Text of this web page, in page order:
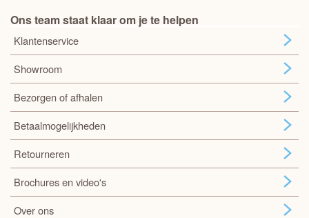
Ons team staat klaar om je te helpen
Klantenservice
Showroom
Bezorgen of afhalen
Betaalmogelijkheden
Retourneren
Brochures en video's
Over ons